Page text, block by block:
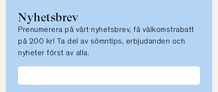
Nyhetsbrev
Prenumerera på vårt nyhetsbrev, få välkomstrabatt
på 200 kr! Ta del av sömntips, erbjudanden och
nyheter först av alla.